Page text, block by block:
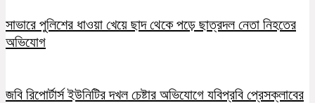
সাভারে পুলিশের ধাওয়া খেয়ে ছাদ থেকে পড়ে ছাত্রদল নেতা নিহতের
অভিযোগ
জবি রিপোর্টার্স ইউনিটির দখল চেষ্টার অভিযোগে যবিপ্রবি প্রেসক্লাবের